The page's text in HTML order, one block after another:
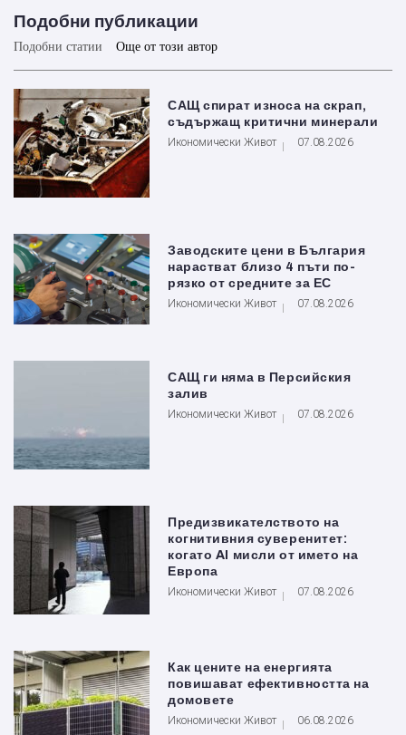
Подобни публикации
Подобни статии Още от този автор
САЩ спират износа на скрап,
съдържащ критични минерали
Икономически Живот 07.08.2026
Заводските цени в България
нарастват близо 4 пъти по-
рязко от средните за ЕС
Икономически Живот 07.08.2026
САЩ ги няма в Персийския
залив
Икономически Живот 07.08.2026
Предизвикателството на
когнитивния суверенитет:
когато AI мисли от името на
Европа
Икономически Живот 07.08.2026
Как цените на енергията
повишават ефективността на
домовете
Икономически Живот 06.08.2026